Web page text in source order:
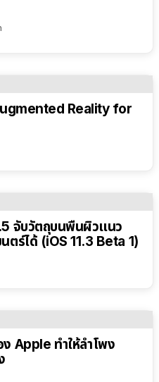
Reality for
จับวัตถุบนพื้นผิวแนว
ตร์ได้ (iOS 11.3 Beta 1)
Apple ทำให้ลำโพง